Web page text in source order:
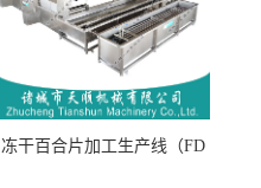
冻干百合片加工生产线（FD